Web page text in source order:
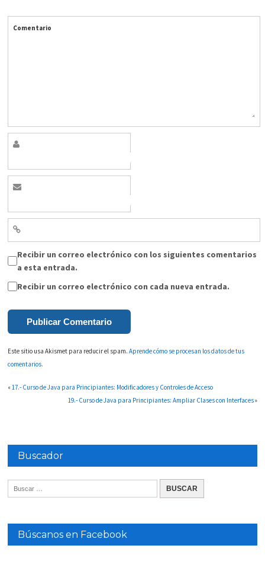
Comentario
Recibir un correo electrónico con los siguientes comentarios
a esta entrada.
Recibir un correo electrónico con cada nueva entrada.
Este sitio usa Akismet para reducir el spam.Aprende cómo se procesan los datos de tus
comentarios.
«17.- Curso de Java para Principiantes: Modificadores y Controles de Acceso
19.- Curso de Java para Principiantes: Ampliar Clases con Interfaces»
Buscador
Búscanos en Facebook